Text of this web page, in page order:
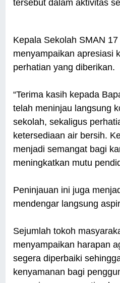
tersebut dalam aktivitas
Kepala Sekolah SMAN
menyampaikan apresiasi
perhatian yang diberikan.
“Terima kasih kepada
telah meninjau langsung
sekolah, sekaligus
ketersediaan air bersih.
menjadi semangat bagi
meningkatkan mutu
Peninjauan ini juga
mendengar langsung
Sejumlah tokoh
menyampaikan harapan
segera diperbaiki
kenyamanan bagi